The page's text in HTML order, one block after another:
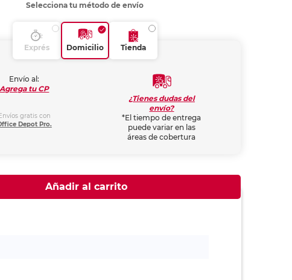
Selecciona tu método de envío
Exprés Domicilio Tienda
Envío al:
Agrega tu CP
gratis con
Depot Pro.
¿Tienes dudas del
envío?
*El tiempo de entrega
puede variar en las
áreas de cobertura
Añadir al carrito